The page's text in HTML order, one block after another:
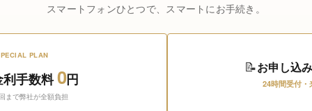
スマートフォンひとつで、スマートにお手続き。
PLAN
利手数料0円
まで弊社が全額負担
📝お申し込
24時間受付・